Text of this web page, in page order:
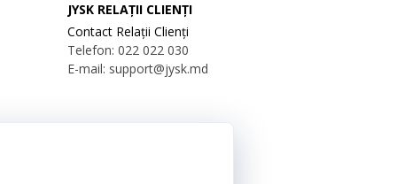
JYSK RELAȚII CLIENȚI
Contact Relații Clienți
Telefon: 022 022 030
E-mail: support@jysk.md